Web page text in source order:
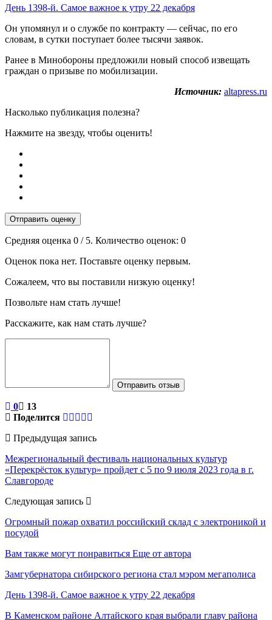
День 1398-й. Самое важное к утру 22 декабря
Он упомянул и о службе по контракту — сейчас, по его
словам, в сутки поступает более тысячи заявок.
Ранее в Минобороны предложили новый способ извещать
граждан о призыве по мобилизации.
Источник: altapress.ru
Насколько публикация полезна?
Нажмите на звезду, чтобы оценить!
Отправить оценку
Средняя оценка 0 / 5. Количество оценок: 0
Оценок пока нет. Поставьте оценку первым.
Сожалеем, что вы поставили низкую оценку!
Позвольте нам стать лучше!
Расскажите, как нам стать лучше?
Отправить отзыв
0
13
Поделится
Предыдущая запись
Межрегиональный фестиваль национальных культур
«Перекрёсток культур» пройдет с 5 по 9 июля 2023 года в г.
Славгороде
Следующая запись
Огромный пожар охватил российский склад с электроникой и
посудой
Вам также могут понравиться Еще от автора
Замгубернатора сибирского региона стал мэром мегаполиса
День 1398-й. Самое важное к утру 22 декабря
В Каменском районе Алтайского края выбрали главу района